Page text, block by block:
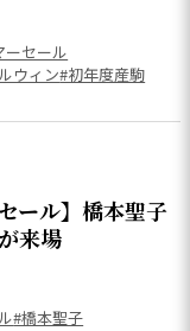
ーセール
ウィン#初年度産駒
ール】橋本聖子
来場
#橋本聖子